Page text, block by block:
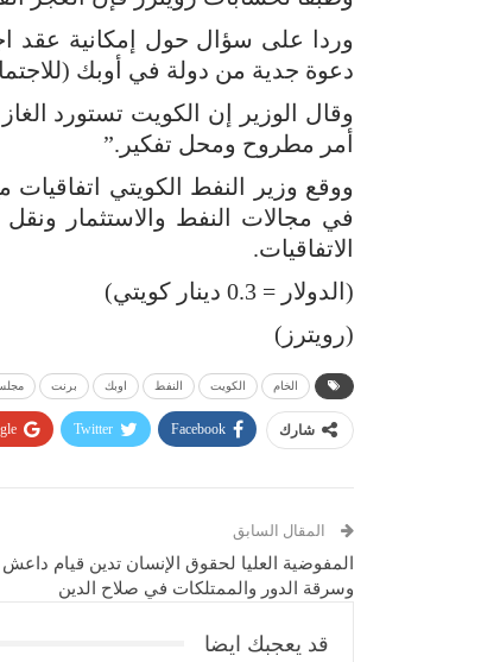
وردا على سؤال حول إمكانية عقد
دعوة جدية من دولة في أوبك
وقال الوزير إن الكويت تستورد
أمر مطروح ومحل تفكير.”
ووقع وزير النفط الكويتي
في مجالات النفط والاستثمار
الاتفاقيات.
(الدولار = 0.3 دينار كويتي)
(رويترز)
الخام الكويت النفط اوبك برنت
شارك Facebook
Twitter
المقال السابق
المفوضية العليا لحقوق الإنسان تدين قيام
وسرقة الدور والممتلكات في صلاح الدين
قد يعجبك ايضا